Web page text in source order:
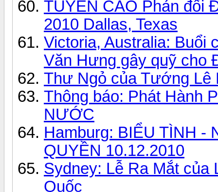
TUYÊN CÁO Phản đối
2010 Dallas, Texas
Victoria, Australia: Buổi
Văn Hưng gây quỹ cho
Thư Ngỏ của Tướng Lê
Thông báo: Phát Hành
NƯỚC
Hamburg: BIỂU TÌNH -
QUYỀN 10.12.2010
Sydney: Lễ Ra Mắt
Quốc